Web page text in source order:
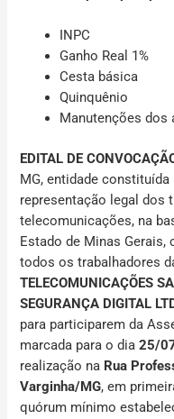
INPC
Ganho Real 1%
Cesta básica
Quinquênio
Manutenções dos
EDITAL DE
MG, entidade constituída
representação legal dos
telecomunicações, na
Estado de Minas Gerais,
todos os trabalhadores
TELECOMUNICAÇÕES
SEGURANÇA DIGITAL
para participarem da
marcada para o dia25/
realização na Rua
Varginha/MG, em
quórum mínimo